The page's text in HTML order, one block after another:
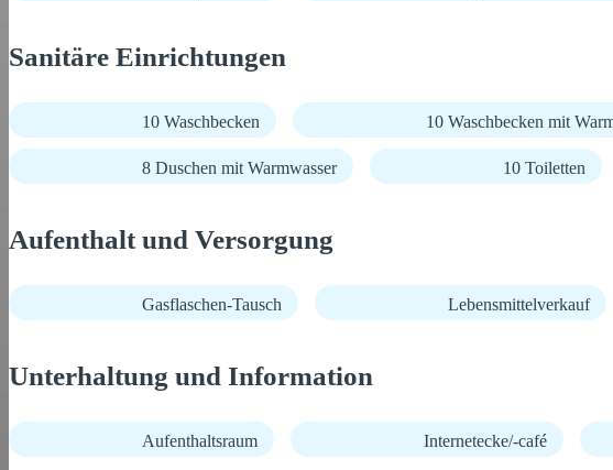
Sanitäre Einrichtungen
10 Waschbecken 10 Waschbecken mit
8 Duschen mit Warmwasser 10 Toiletten
Aufenthalt und Versorgung
Gasflaschen-Tausch Lebensmittelverkauf
Unterhaltung und Information
Aufenthaltsraum Internetecke/-café